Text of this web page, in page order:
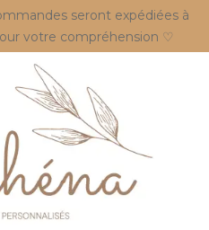
seront expédiées à
votre compréhension ♡